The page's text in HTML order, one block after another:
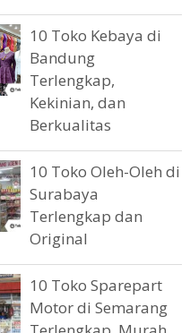
10 Toko Kebaya di
Bandung
Terlengkap,
Kekinian, dan
Berkualitas
10 Toko Oleh-Oleh di
Surabaya
Terlengkap dan
Original
10 Toko Sparepart
Motor di Semarang